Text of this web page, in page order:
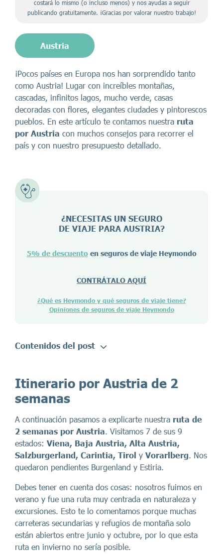
costará lo mismo (o incluso menos) y nos ayudas a seguir
publicando gratuitamente. ¡Gracias por valorar nuestro trabajo!
Austria
¡Pocos países en Europa nos han sorprendido tanto
como Austria! Lugar con increíbles montañas,
cascadas, infinitos lagos, mucho verde, casas
decoradas con flores, elegantes ciudades y pintorescos
pueblos. En este artículo te contamos nuestra ruta
por Austria con muchos consejos para recorrer el
país y con nuestro presupuesto detallado.
¿NECESITAS UN SEGURO
DE VIAJE PARA AUSTRIA?
5% de descuentoen seguros de viaje Heymondo
CONTRÁTALO AQUÍ
¿Qué es Heymondo y qué seguros de viaje tiene?
Opiniones de seguros de viaje Heymondo
Contenidos del post
Itinerario por Austria de 2
semanas
A continuación pasamos a explicarte nuestra ruta de
2 semanas por Austria. Visitamos 7 de sus 9
estados: Viena, Baja Austria, Alta Austria,
Salzburgerland, Carintia, Tirol y Vorarlberg. Nos
quedaron pendientes Burgenland y Estiria.
Debes tener en cuenta dos cosas: nosotros fuimos en
verano y fue una ruta muy centrada en naturaleza y
excursiones. Esto te lo comentamos porque muchas
carreteras secundarias y refugios de montaña solo
están abiertos entre junio y octubre, por lo que esta
ruta en invierno no sería posible.